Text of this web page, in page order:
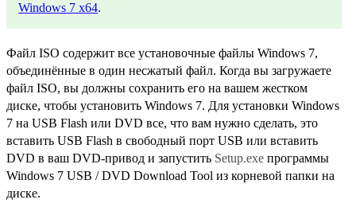
Windows 7 x64.
Файл ISO содержит все установочные файлы Windows 7,
объединённые в один несжатый файл. Когда вы загружаете
файл ISO, вы должны сохранить его на вашем жестком
диске, чтобы установить Windows 7. Для установки Windows
7 на USB Flash или DVD все, что вам нужно сделать, это
вставить USB Flash в свободный порт USB или вставить
DVD в ваш DVD-привод и запустить Setup.exe программы
Windows 7 USB / DVD Download Tool из корневой папки на
диске.